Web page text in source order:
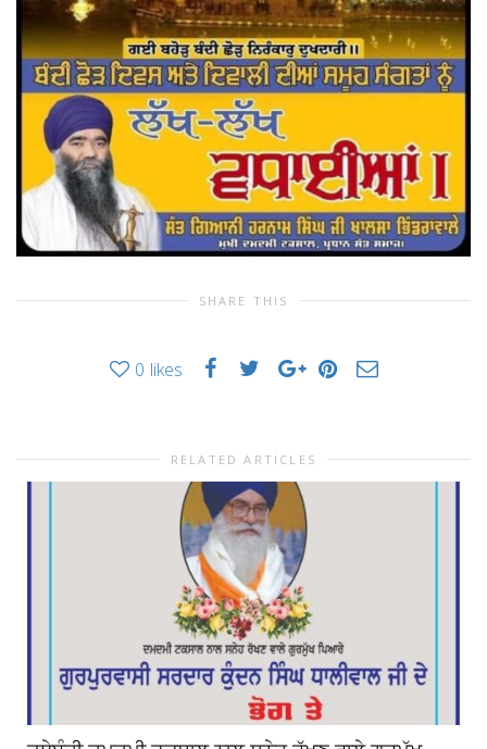
SHARE THIS
0 likes
RELATED ARTICLES